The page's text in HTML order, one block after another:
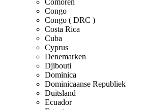
Comoren
Congo
Congo ( DRC )
Costa Rica
Cuba
Cyprus
Denemarken
Djibouti
Dominica
Dominicaanse Republiek
Duitsland
Ecuador